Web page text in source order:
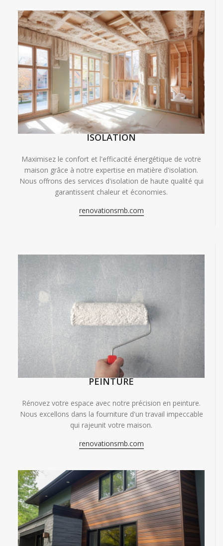
ISOLATION
Maximisez le confort et l'efficacité énergétique de votre
maison grâce à notre expertise en matière d'isolation.
Nous offrons des services d'isolation de haute qualité qui
garantissent chaleur et économies.
renovationsmb.com
PEINTURE
Rénovez votre espace avec notre précision en peinture.
Nous excellons dans la fourniture d'un travail impeccable
qui rajeunit votre maison.
renovationsmb.com